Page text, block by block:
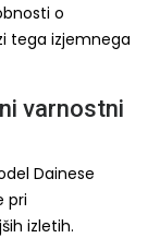
o
tega izjemnega
varnostni
Dainese
pri
izletih.